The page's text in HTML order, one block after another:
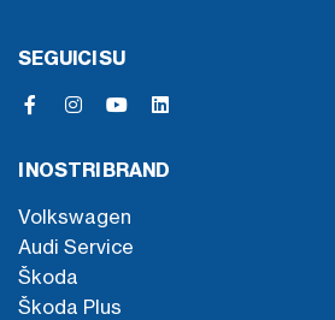
SEGUICI SU
I NOSTRI BRAND
Volkswagen
Audi Service
Škoda
Škoda Plus